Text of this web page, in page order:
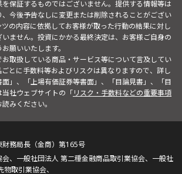
保証するものではございません。提供する情報等は
今後予告なしに変更または削除されることがござい
の内容に依拠してお客様が取った行動の結果に対し
ません。投資にかかる最終決定は、お客様ご自身の
願いいたします。
取扱している商品・サービス等について言及してい
とに手数料等およびリスクは異なりますので、詳し
」、「上場有価証券等書面」、「目論見書」、「目
社ウェブサイトの「リスク・手数料などの重要事項
みください。
務局長（金商）第165号
会、一般社団法人 第二種金融商品取引業協会、一般社
取引業協会、